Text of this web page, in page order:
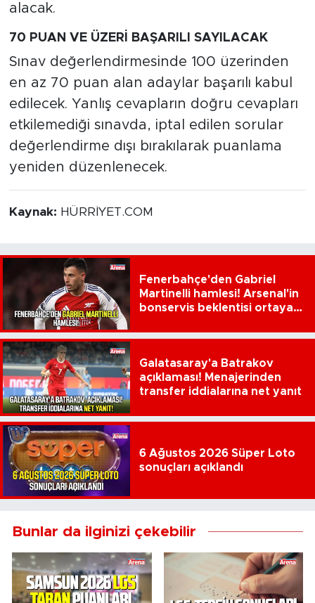
alacak.
70 PUAN VE ÜZERİ BAŞARILI SAYILACAK
Sınav değerlendirmesinde 100 üzerinden
en az 70 puan alan adaylar başarılı kabul
edilecek. Yanlış cevapların doğru cevapları
etkilemediği sınavda, iptal edilen sorular
değerlendirme dışı bırakılarak puanlama
yeniden düzenlenecek.
Kaynak: HÜRRİYET.COM
Fenerbahçe'den Gabriel
Martinelli hamlesi! Arsenal'in
bonservis beklentisi ortaya
Galatasaray'a Batrakov
açıklaması! Menajerinden
transfer iddialarına net yanıt
6 Ağustos 2026 Süper Loto
sonuçları açıklandı
Bunlar da ilginizi çekebilir